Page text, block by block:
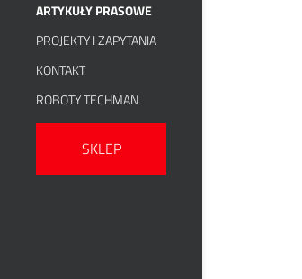
ARTYKUŁY PRASOWE
PROJEKTY I ZAPYTANIA
KONTAKT
ROBOTY TECHMAN
SKLEP